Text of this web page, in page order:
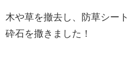
木や草を撤去し、防草シー
砕石を撒きました！